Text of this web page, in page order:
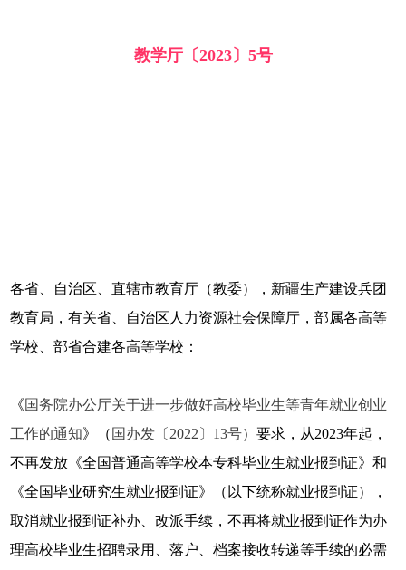
教学厅〔2023〕5号
各省、自治区、直辖市教育厅（教委），新疆生产建设兵团
教育局，有关省、自治区人力资源社会保障厅，部属各高等
学校、部省合建各高等学校：
《国务院办公厅关于进一步做好高校毕业生等青年就业创业
工作的通知》（ 国办发〔2022〕13号）要求，从2023年起，
不再发放《全国普通高等学校本专科毕业生就业报到证》和
《全国毕业研究生就业报到证》（以下统称就业报到证），
取消就业报到证补办、改派手续，不再将就业报到证作为办
理高校毕业生招聘录用、落户、档案接收转递等手续的必需